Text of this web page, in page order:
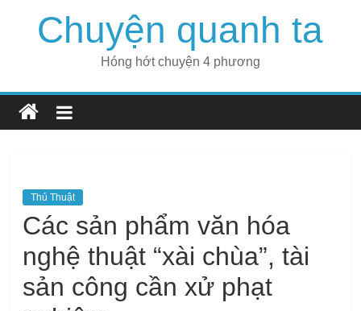
Chuyện quanh ta
Hóng hớt chuyện 4 phương
Thủ Thuật
Các sản phẩm văn hóa
nghệ thuật “xài chùa”, tài
sản công cần xử phạt